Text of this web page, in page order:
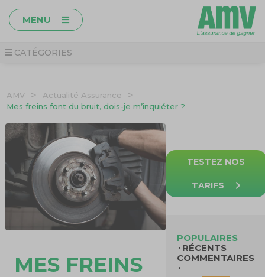
MENU
CATÉGORIES
AMV > Actualité Assurance >
Mes freins font du bruit, dois-je m’inquiéter ?
MES FREINS
TESTEZ NOS
TARIFS
POPULAIRES
RÉCENTS
COMMENTAIRES